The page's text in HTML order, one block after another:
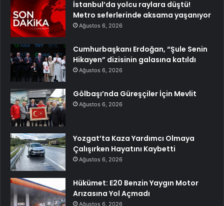
İstanbul’da yolcu raylara düştü!
Metro seferlerinde aksama yaşanıyor
Ağustos 6, 2026
Cumhurbaşkanı Erdoğan, “Şule Senin
Hikayen” dizisinin galasına katıldı
Ağustos 6, 2026
Gölbaşı’nda Güreşçiler İçin Mevlit
Ağustos 6, 2026
Yozgat’ta Kaza Yardımcı Olmaya
Çalışırken Hayatını Kaybetti
Ağustos 6, 2026
Hükümet: E20 Benzin Yaygın Motor
Arızasına Yol Açmadı
Ağustos 6, 2026